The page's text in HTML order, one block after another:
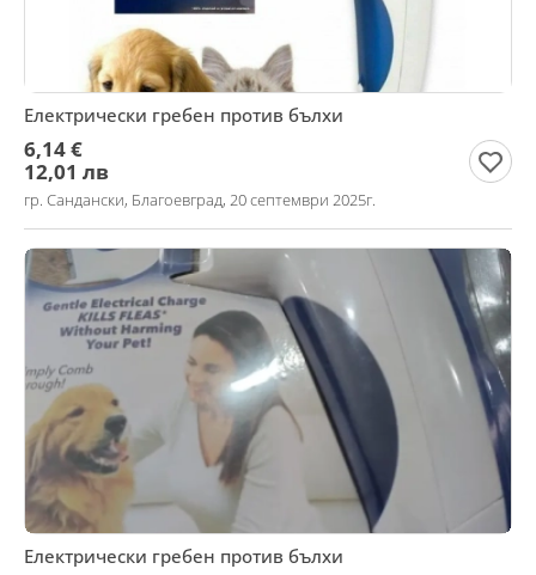
Електрически гребен против бълхи
6,14 €
12,01 лв
гр. Сандански, Благоевград, 20 септември 2025г.
Електрически гребен против бълхи